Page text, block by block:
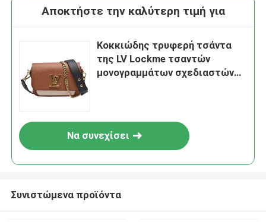
Αποκτήστε την καλύτερη τιμή για
Κοκκιώδης τρυφερή τσάντα
της LV Lockme τσαντών
μονογραμμάτων σχεδιαστών
Να συνεχίσει
Συνιστώμενα προϊόντα